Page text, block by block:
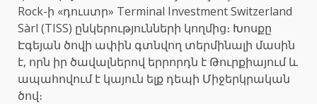
Rock-ի «դուստր» Terminal Investment Switzerland
Sàrl (TISS) ընկերությունների կողմից։ Խոսքը
Էգեյան ծովի ափին գտնվող տերմինալի մասին
է, որն իր ծավալներով երրորդն է Թուրքիայում և
ապահովում է կայուն ելք դեպի Միջերկրական
ծով։